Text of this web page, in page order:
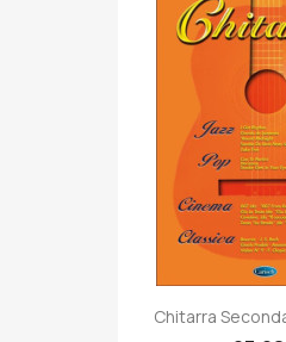
Chitarra